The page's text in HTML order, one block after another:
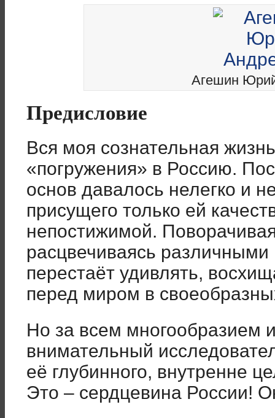
Агешин
Предисловие
Вся моя сознательная
«погружения» в Россию.
основ давалось нелегко и
присущего только ей
непостижимой.
расцвечиваясь
перестаёт удивлять,
перед миром в
Но за всем многообразием
внимательный
её глубинного, внутренне
Это – сердцевина России!